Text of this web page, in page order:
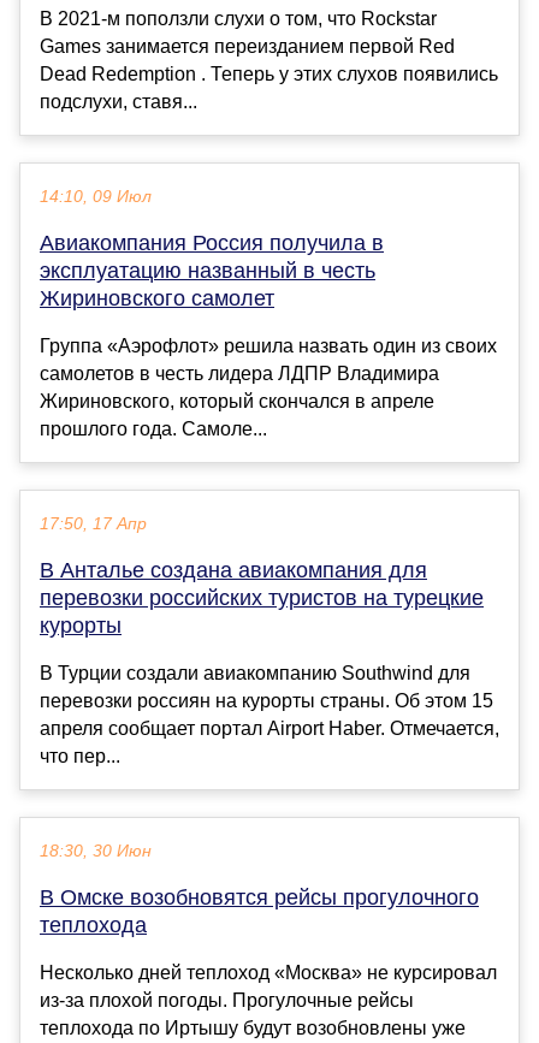
В 2021-м поползли слухи о том, что Rockstar
Games занимается переизданием первой Red
Dead Redemption . Теперь у этих слухов появились
подслухи, ставя...
14:10, 09 Июл
Авиакомпания Россия получила в
эксплуатацию названный в честь
Жириновского самолет
Группа «Аэрофлот» решила назвать один из своих
самолетов в честь лидера ЛДПР Владимира
Жириновского, который скончался в апреле
прошлого года. Самоле...
17:50, 17 Апр
В Анталье создана авиакомпания для
перевозки российских туристов на турецкие
курорты
В Турции создали авиакомпанию Southwind для
перевозки россиян на курорты страны. Об этом 15
апреля сообщает портал Airport Haber. Отмечается,
что пер...
18:30, 30 Июн
В Омске возобновятся рейсы прогулочного
теплохода
Несколько дней теплоход «Москва» не курсировал
из-за плохой погоды. Прогулочные рейсы
теплохода по Иртышу будут возобновлены уже